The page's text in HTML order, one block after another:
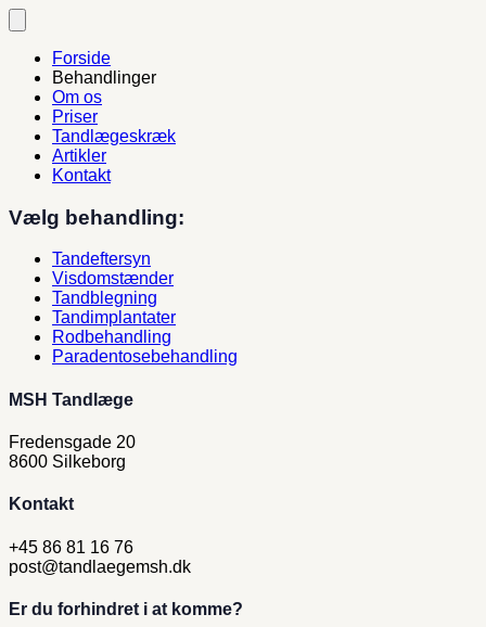
Fortsæt
til
indholdForside
Behandlinger
Om os
Priser
Tandlægeskræk
Artikler
Kontakt
Vælg behandling:
Tandeftersyn
Visdomstænder
Tandblegning
Tandimplantater
Rodbehandling
Paradentosebehandling
MSH Tandlæge
Fredensgade 20
8600 Silkeborg
Kontakt
+45 86 81 16 76
post@tandlaegemsh.dk
Er du forhindret i at komme?